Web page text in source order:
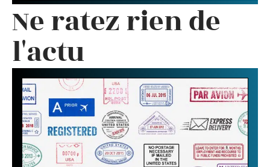
Ne ratez rien de
l'actu